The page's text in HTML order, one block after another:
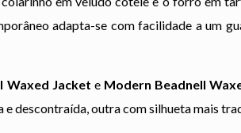
adapta-se com facilidade a um
Waxed Jacket e Modern Beadnell
descontraída, outra com silhueta mais